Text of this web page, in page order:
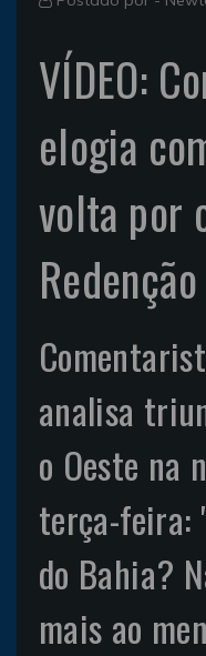
VÍDEO:
elogia
volta por
Redenção
analisa
o Oeste na
terça-feira:
do Bahia?
mais ao